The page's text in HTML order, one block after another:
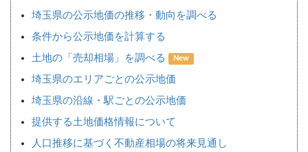
埼玉県の公示地価の推移・動向を調べる
条件から公示地価を計算する
土地の「売却相場」を調べる New
埼玉県のエリアごとの公示地価
埼玉県の沿線・駅ごとの公示地価
提供する土地価格情報について
人口推移に基づく不動産相場の将来見通し